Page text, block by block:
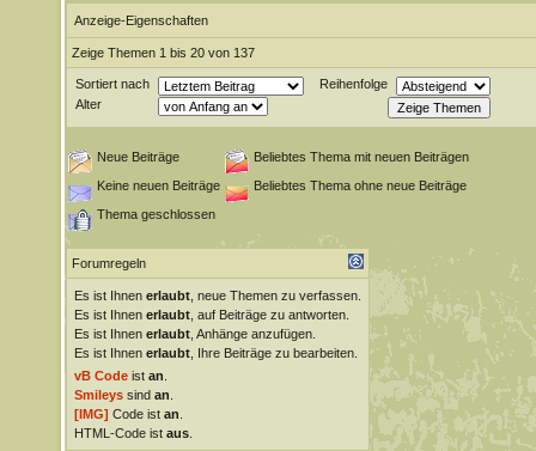
Anzeige-Eigenschaften
Zeige Themen 1 bis 20 von 137
Sortiert nach
Reihenfolge
Alter
Neue Beiträge
Beliebtes Thema mit neuen Beiträgen
Keine neuen Beiträge
Beliebtes Thema ohne neue Beiträge
Thema geschlossen
Forumregeln
Es ist Ihnen erlaubt, neue Themen zu verfassen.
Es ist Ihnen erlaubt, auf Beiträge zu antworten.
Es ist Ihnen erlaubt, Anhänge anzufügen.
Es ist Ihnen erlaubt, Ihre Beiträge zu bearbeiten.
vB Codeist an
Smileyssind an
[IMG] Code ist an
HTML-Code ist aus.